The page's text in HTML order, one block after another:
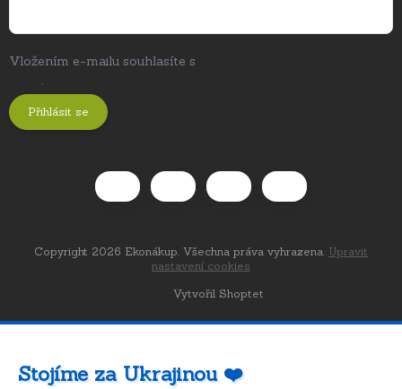
Vložením e-mailu souhlasíte s
.
Přihlásit se
Vytvořil Shoptet
Copyright 2026 Ekonákup. Všechna práva vyhrazena. Upravit
nastavení cookies
Stojíme za Ukrajinou ❤️